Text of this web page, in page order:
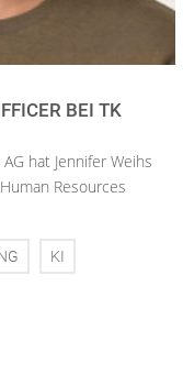
BEI TK
hat Jennifer Weihs
Resources
KI